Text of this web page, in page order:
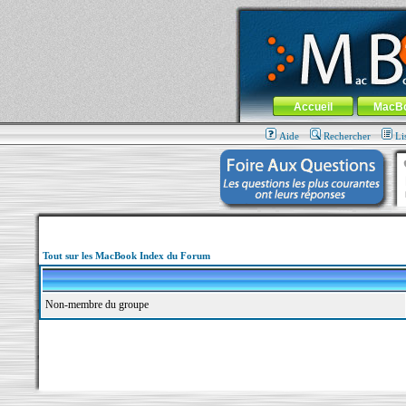
MacBook-fr.com : 100% Apple... 100%
Aller au contenu-Aller au menu
Menu général
Accueil
Aide Rechercher
Tout sur les MacBook Index du Forum
Non-membre du groupe